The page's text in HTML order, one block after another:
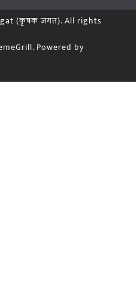
(कृषक जगत). All rights
Powered by